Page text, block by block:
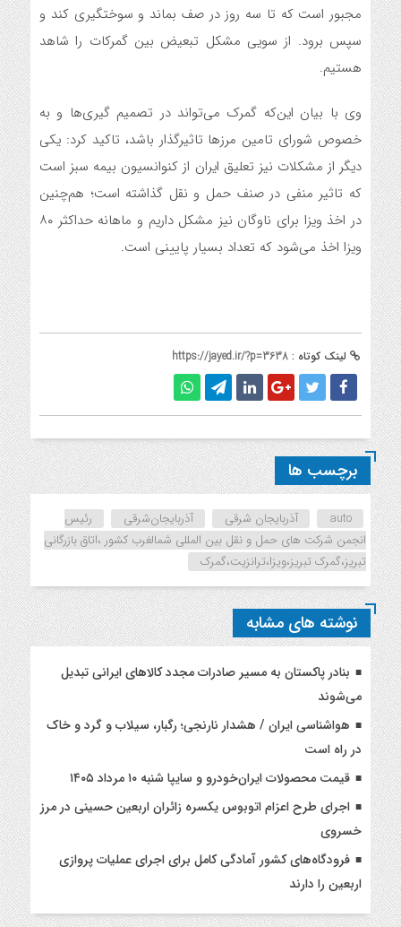
مجبور است که تا سه روز در صف بماند و سوختگیری کند و
سپس برود. از سویی مشکل تبعیض بین گمرکات را شاهد
هستیم.
وی با بیان این‌که گمرک می‌تواند در تصمیم گیری‌ها و به
خصوص شورای تامین مرزها تاثیرگذار باشد، تاکید کرد: یکی
دیگر از مشکلات نیز تعلیق ایران از کنوانسیون بیمه سبز است
که تاثیر منفی در صنف حمل و نقل گذاشته است؛ هم‌چنین
در اخذ ویزا برای ناوگان نیز مشکل داریم و ماهانه حداکثر ۸۰
ویزا اخذ می‌شود که تعداد بسیار پایینی است.
لینک کوتاه : https://jayed.ir/?p=3638
برچسب ها
auto آذربایجان شرقی آذربایجان‌شرقی
رئیس
انجمن شرکت های حمل و نقل بین المللی شمالغرب کشور ،اتاق بازرگانی
تبریز،گمرک تبریز،ویزا،ترانزیت،گمرک
نوشته های مشابه
بنادر پاکستان به مسیر صادرات مجدد کالاهای ایرانی تبدیل
می‌شوند
هواشناسی ایران / هشدار نارنجی؛ رگبار، سیلاب و گرد و خاک
در راه است
قیمت محصولات ایران‌خودرو و سایپا شنبه ۱۰ مرداد ۱۴۰۵
اجرای طرح اعزام اتوبوس یکسره زائران اربعین حسینی در مرز
خسروی
فرودگاه‌های کشور آمادگی کامل برای اجرای عملیات پروازی
اربعین را دارند